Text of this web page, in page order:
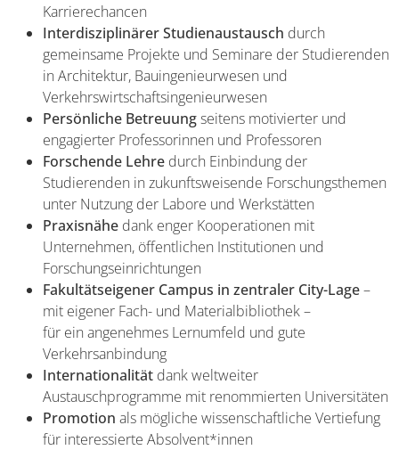
Karrierechancen
Interdisziplinärer Studienaustausch durch
gemeinsame Projekte und Seminare der Studierenden
in Architektur, Bauingenieurwesen und
Verkehrswirtschaftsingenieurwesen
Persönliche Betreuungseitens motivierter und
engagierter Professorinnen und Professoren
Forschende Lehre durch Einbindung der
Studierenden in zukunftsweisende Forschungsthemen
unter Nutzung der Labore und Werkstätten
Praxisnähe dank enger Kooperationen mit
Unternehmen, öffentlichen Institutionen und
Forschungseinrichtungen
Fakultätseigener Campus in zentraler City-Lage–
mit eigener Fach- und Materialbibliothek –
für ein angenehmes Lernumfeld und gute
Verkehrsanbindung
Internationalität dank weltweiter
Austauschprogramme mit renommierten Universitäten
Promotion als mögliche wissenschaftliche Vertiefung
für interessierte Absolvent*innen